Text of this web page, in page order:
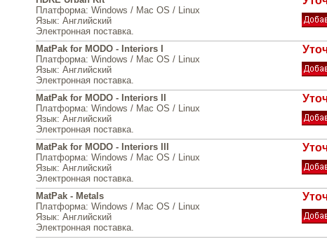
Платформа: Windows / Mac OS / Linux
Язык: Английский
Электронная поставка.
MatPak for MODO - Interiors I
Платформа: Windows / Mac OS / Linux
Язык: Английский
Электронная поставка.
MatPak for MODO - Interiors II
Платформа: Windows / Mac OS / Linux
Язык: Английский
Электронная поставка.
MatPak for MODO - Interiors III
Платформа: Windows / Mac OS / Linux
Язык: Английский
Электронная поставка.
MatPak - Metals
Платформа: Windows / Mac OS / Linux
Язык: Английский
Электронная поставка.